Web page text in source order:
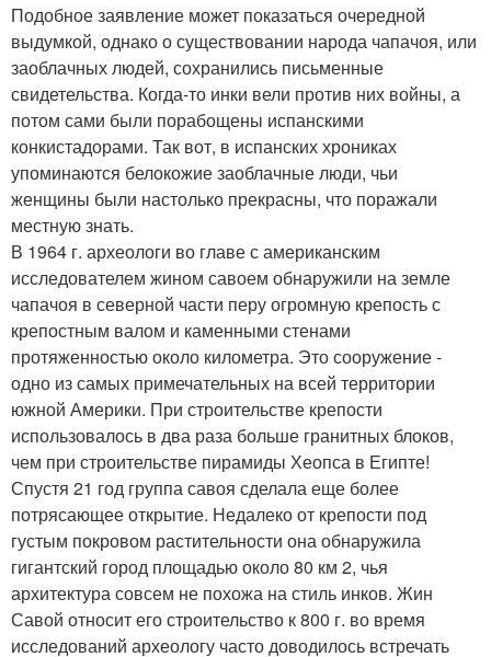
Подобное заявление может показаться очередной
выдумкой, однако о существовании народа чапачоя, или
заоблачных людей, сохранились письменные
свидетельства. Когда-то инки вели против них войны, а
потом сами были порабощены испанскими
конкистадорами. Так вот, в испанских хрониках
упоминаются белокожие заоблачные люди, чьи
женщины были настолько прекрасны, что поражали
местную знать.
В 1964 г. археологи во главе с американским
исследователем жином савоем обнаружили на земле
чапачоя в северной части перу огромную крепость с
крепостным валом и каменными стенами
протяженностью около километра. Это сооружение -
одно из самых примечательных на всей территории
южной Америки. При строительстве крепости
использовалось в два раза больше гранитных блоков,
чем при строительстве пирамиды Хеопса в Египте!
Спустя 21 год группа савоя сделала еще более
потрясающее открытие. Недалеко от крепости под
густым покровом растительности она обнаружила
гигантский город площадью около 80 км 2, чья
архитектура совсем не похожа на стиль инков. Жин
Савой относит его строительство к 800 г. во время
исследований археологу часто доводилось встречать